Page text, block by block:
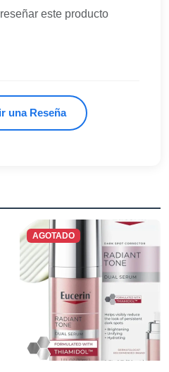
este producto
una Reseña
AGOTADO